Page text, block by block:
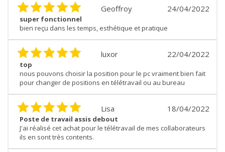
24/04/2022
Geoffroy
super fonctionnel
bien reçu dans les temps, esthétique et pratique
22/04/2022
luxor
top
nous pouvons choisir la position pour le pc vraiment bien fait
pour changer de positions en télétravail ou au bureau
18/04/2022
Lisa
Poste de travail assis debout
J'ai réalisé cet achat pour le télétravail de mes collaborateurs
ils en sont très contents.